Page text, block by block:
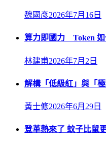
魏國彥2026年7月16日
算力即國力 Token 如
林建甫2026年7月2日
解構「低級紅」與「
黃士修2026年6月29日
登革熱來了 蚊子比鼠